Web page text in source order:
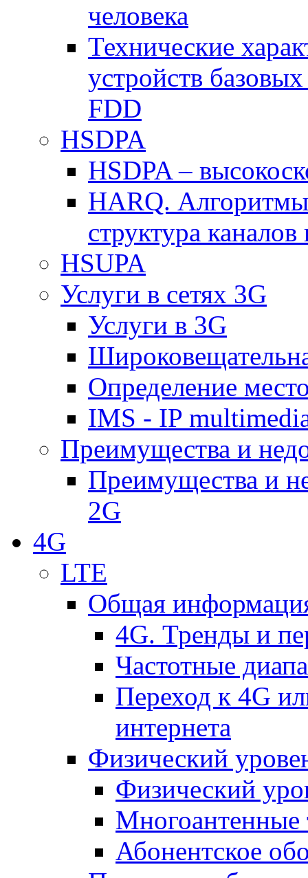
человека
Технические
устройств
FDD
HSDPA
HSDPA –
HARQ.
структура
HSUPA
Услуги в сетях 3G
Услуги в 3G
Определение
IMS - IP
Преимущества и
Преимущества и
2G
4G
LTE
Общая
4G. Тренды и
Частотные
Переход к 4G
интернета
Физический
Физический
Многоантенные
Абонентское